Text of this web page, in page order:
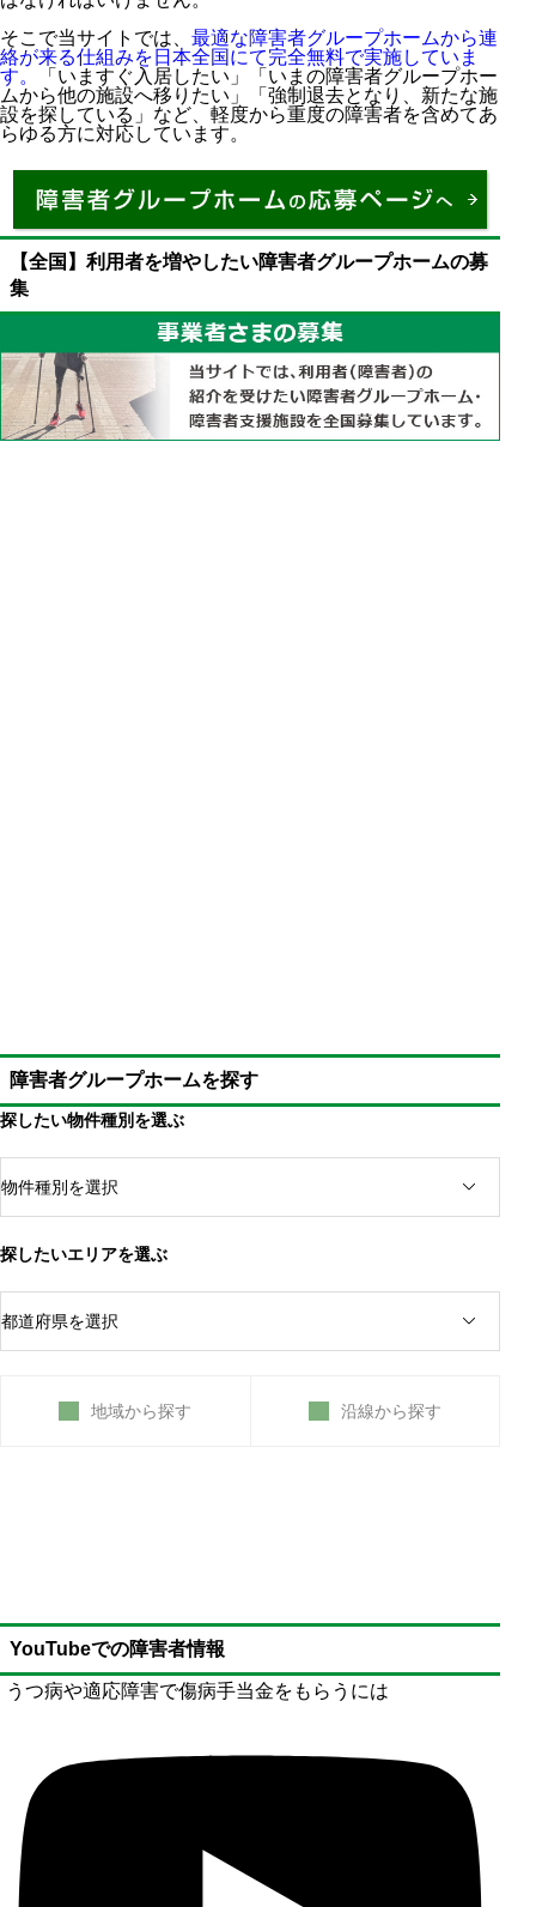
そこで当サイトでは、 最適な障害者グループホームから連
絡が来る仕組みを日本全国にて完全無料で実施していま
す。
「いますぐ入居したい」「いまの障害者グループホー
ムから他の施設へ移りたい」「強制退去となり、新たな施
設を探している」など、軽度から重度の障害者を含めてあ
らゆる方に対応しています。
【全国】利用者を増やしたい障害者グループホームの募
集
障害者グループホームを探す
探したい物件種別を選ぶ
探したいエリアを選ぶ
地域から探す 沿線から探す
YouTubeでの障害者情報
うつ病や適応障害で傷病手当金をもらうには
昼間や夜間の利用で見守りを行う
保護者不在の場合、原則として利用の対象外
子供への介護でホームヘルプを利用する